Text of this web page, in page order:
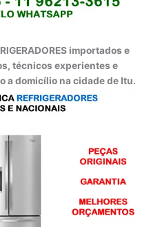
importados e
técnicos experientes e
a domicílio na cidade de Itu.